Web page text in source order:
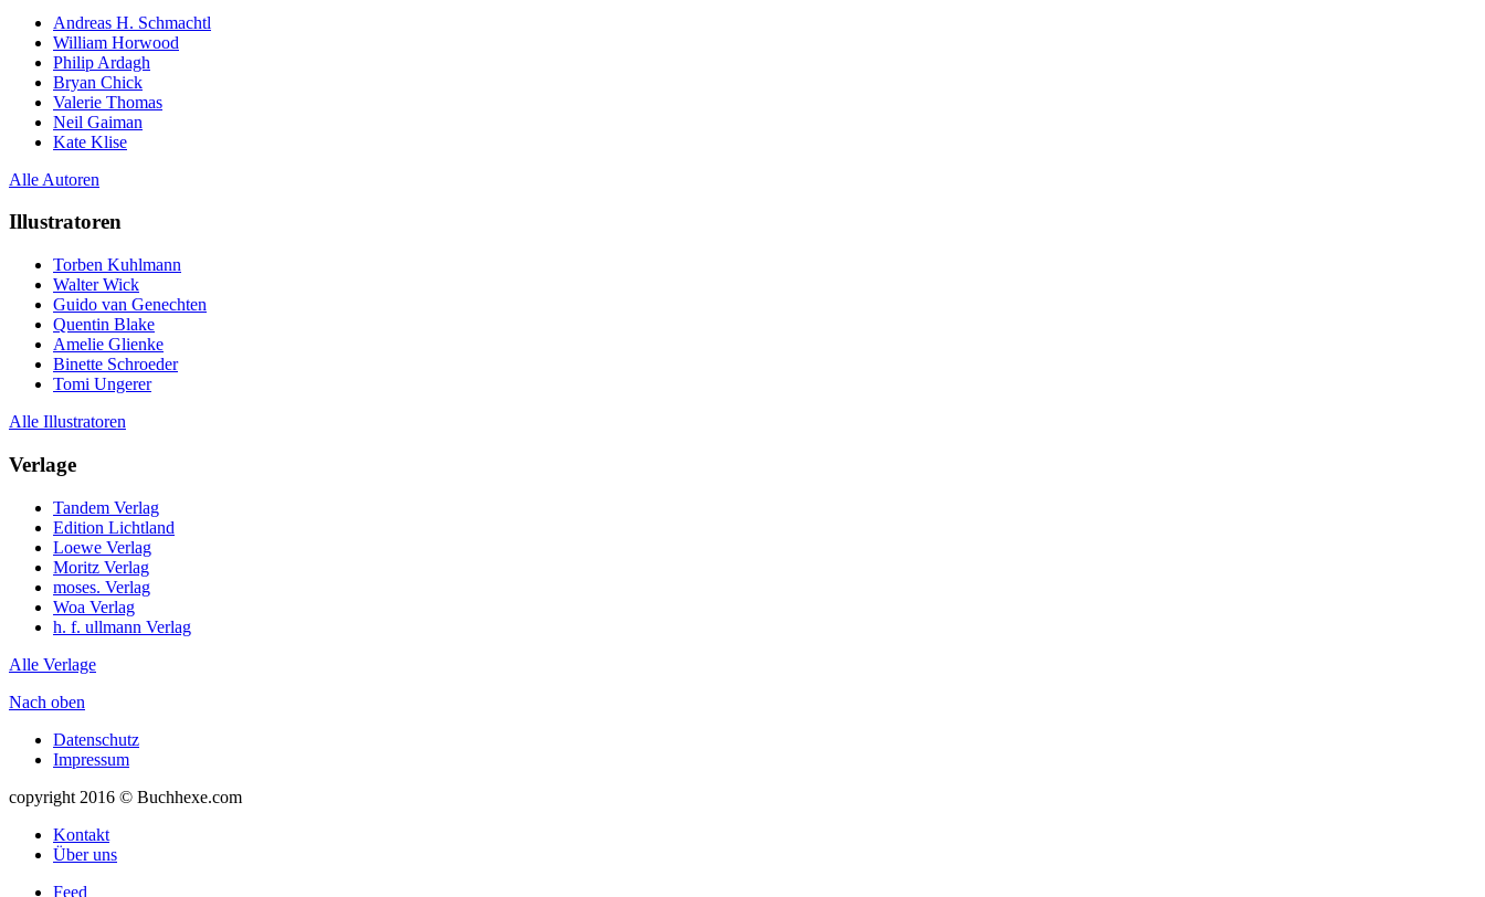
Andreas H. Schmachtl
William Horwood
Philip Ardagh
Bryan Chick
Valerie Thomas
Neil Gaiman
Kate Klise
Alle Autoren
Illustratoren
Torben Kuhlmann
Walter Wick
Guido van Genechten
Quentin Blake
Amelie Glienke
Binette Schroeder
Tomi Ungerer
Alle Illustratoren
Verlage
Tandem Verlag
Edition Lichtland
Loewe Verlag
Moritz Verlag
moses. Verlag
Woa Verlag
h. f. ullmann Verlag
Alle Verlage
Nach oben
Datenschutz
Impressum
copyright 2016 © Buchhexe.com
Kontakt
Über uns
Feed